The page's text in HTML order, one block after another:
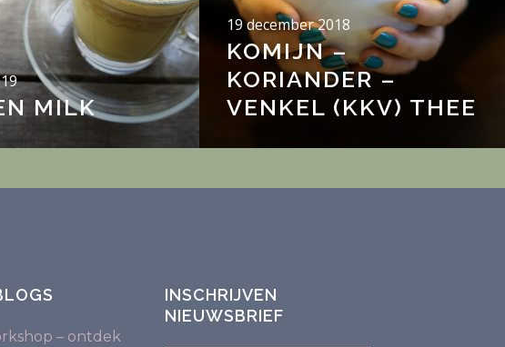
MILK
19 december 2018
KOMIJN –
KORIANDER –
VENKEL (KKV) THEE
– ontdek
INSCHRIJVEN
NIEUWSBRIEF